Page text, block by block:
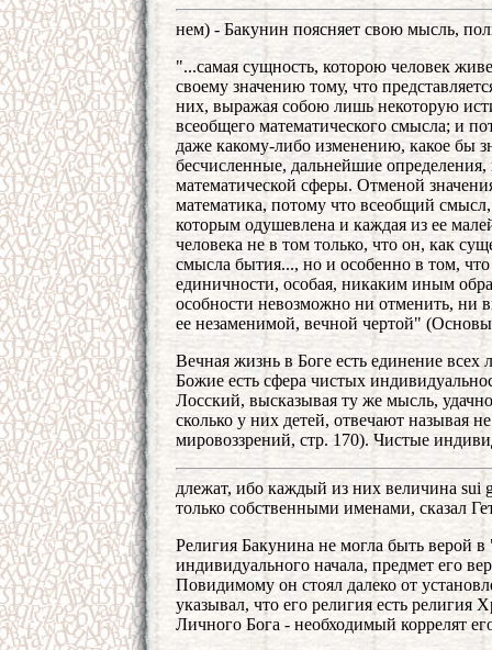
нем) - Бакунин поясняет свою мысль,
"...самая сущность, которою человек
своему значению тому, что
них, выражая собою лишь некоторую
всеобщего математического смысла; и
даже какому-либо изменению, какое бы
бесчисленные, дальнейшие
математической сферы. Отменой
математика, потому что всеобщий
которым одушевлена и каждая из ее
человека не в том только, что он, как
смысла бытия..., но и особенно в том,
единичности, особая, никаким иным
особности невозможно ни отменить, ни
ее незаменимой, вечной чертой"
Вечная жизнь в Боге есть единение
Божие есть сфера чистых
Лосский, высказывая ту же мысль,
сколько у них детей, отвечают называя
мировоззрений, стр. 170). Чистые
длежат, ибо каждый из них величина
только собственными именами, сказал
Религия Бакунина не могла быть верой
индивидуального начала, предмет его
Повидимому он стоял далеко от
указывал, что его религия есть религия
Личного Бога - необходимый коррелят